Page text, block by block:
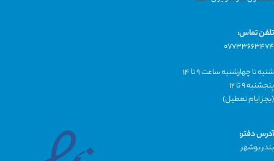
تلفن تماس:
۰۷۷۳۳۶۶۳۴۷۴
شنبه تا چهارشنبه ساعت ۹ تا ۱۴
پنجشنبه ۹ تا ۱۲
(بجز ایام تعطیل)
آدرس دفتر:
بندر بوشهر